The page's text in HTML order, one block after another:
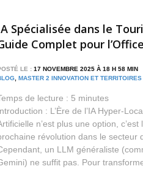
Spécialisée dans le
Complet pour
LE : 17 NOVEMBRE 2025 À 18 H 58
MASTER 2 INNOVATION ET TERRITOIRES
de lecture : 5 minutes
: L’Ère de l’IA Hyper-
n’est plus une option,
révolution dans le secteur
un LLM généraliste
ne suffit pas. Pour